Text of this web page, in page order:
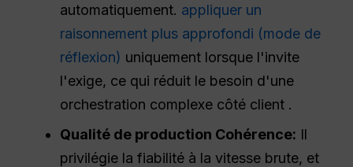
automatiquement. appliquer un
raisonnement plus approfondi (mode de
réflexion) uniquement lorsque l'invite
l'exige, ce qui réduit le besoin d'une
orchestration complexe côté client .
Qualité de production Cohérence: Il
privilégie la fiabilité à la vitesse brute, et